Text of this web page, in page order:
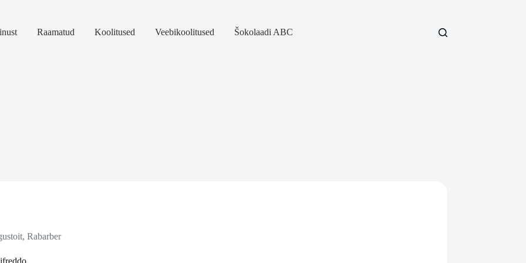
Raamatud Koolitused Veebikoolitused Šokolaadi ABC
,Rabarber